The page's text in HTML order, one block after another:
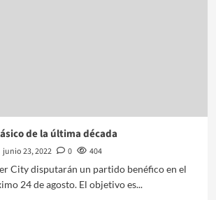
de la última década
junio 23, 2022 0
404
City disputarán un partido benéfico en el
24 de agosto. El objetivo es...